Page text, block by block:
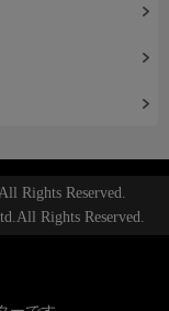
Rights Reserved.
Rights Reserved.